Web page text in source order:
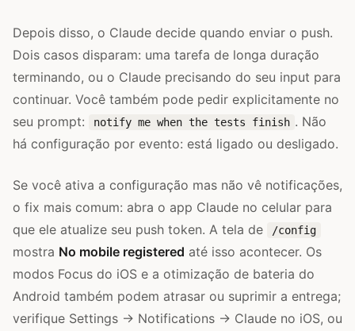
Depois disso, o Claude decide quando enviar o push.
Dois casos disparam: uma tarefa de longa duração
terminando, ou o Claude precisando do seu input para
continuar. Você também pode pedir explicitamente no
seu prompt:
notify me when the tests finish . Não
há configuração por evento: está ligado ou desligado.
Se você ativa a configuração mas não vê notificações,
o fix mais comum: abra o app Claude no celular para
que ele atualize seu push token. A tela de
/config
mostra No mobile registered até isso acontecer. Os
modos Focus do iOS e a otimização de bateria do
Android também podem atrasar ou suprimir a entrega;
verifique Settings → Notifications → Claude no iOS, ou